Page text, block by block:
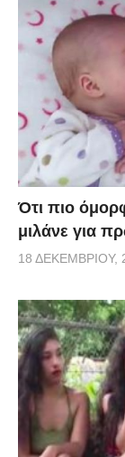
Ότι πιο
μιλάνε για
18 ΔΕΚΕΜΒΡΊΟΥ,